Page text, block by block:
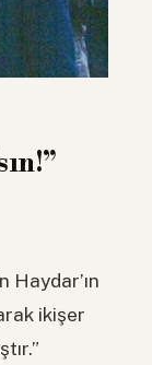
Haydar’ın
ikişer